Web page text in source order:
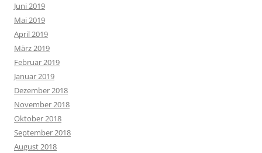
Juni 2019
Mai 2019
April 2019
März 2019
Februar 2019
Januar 2019
Dezember 2018
November 2018
Oktober 2018
September 2018
August 2018